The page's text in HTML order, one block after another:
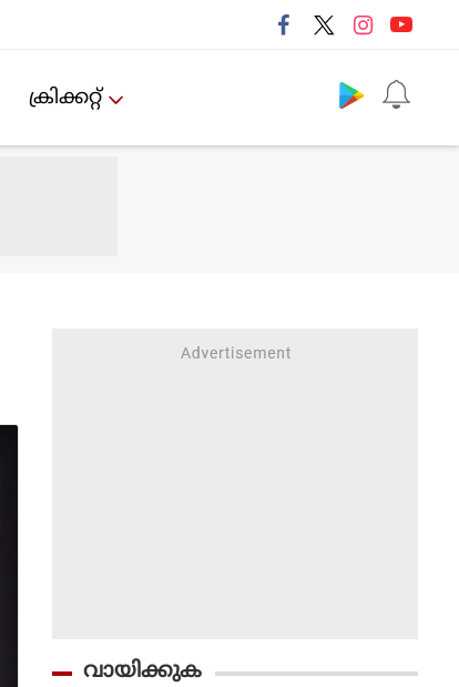
ക്രിക്കറ്റ്‌
വായിക്കുക